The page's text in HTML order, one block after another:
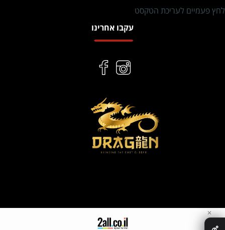
לחץ פעמיים לעריכת הטקסט
עקבו אחרינו
✕